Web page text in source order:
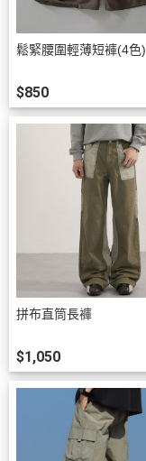
鬆緊腰圍輕薄短褲(4色)
$850
拼布直筒長褲
$1,050